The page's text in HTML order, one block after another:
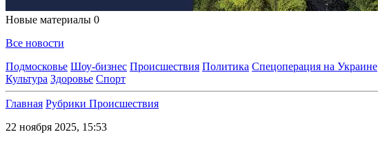
Новые материалы 0
Все новости
Подмосковье Шоу-бизнес Происшествия Политика Спецоперация на Украине
Культура Здоровье Спорт
Главная Рубрики Происшествия
22 ноября 2025, 15:53